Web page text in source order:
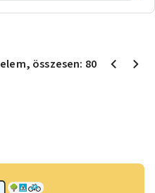
elem, összesen: 80